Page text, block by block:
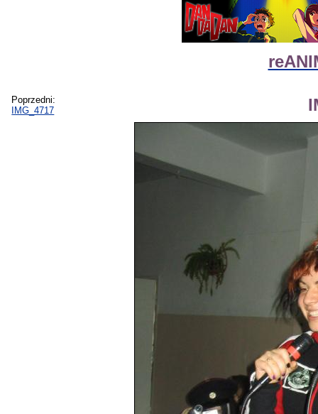
Poprzedni:
IMG_4717